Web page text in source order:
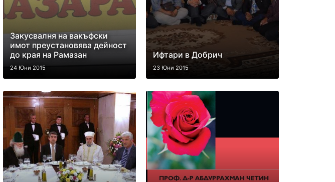
Закусвалня на вакъфски
имот преустановява дейност
до края на Рамазан
24 Юни 2015
Ифтари в Добрич
23 Юни 2015